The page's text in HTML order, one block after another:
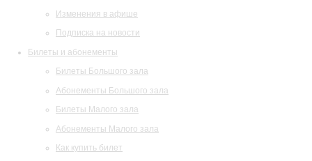
Изменения в афише
Подписка на новости
Билеты и абонементы
Билеты Большого зала
Абонементы Большого зала
Билеты Малого зала
Абонементы Малого зала
Как купить билет